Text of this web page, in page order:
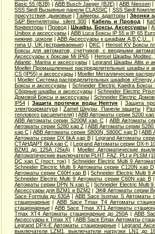
Basic 55 (BJB) | АВВ Busch Jaeger (BJE) |АВВ Niessen|
SSS Siedl Вызывные панели CLASSIC | SSS Siedl
присутствия, дымовые| Таймеры, адапторы|Звонки
S&P Вентиляторы, silent 300|Кабель и Провод |
Конвекторы|Провод |Шкафы, Боксы, Аксессуары|
Unibox и аксессуары| ABB Luca Боксы IP 55 и IP 65
нижние, цоколи | ABB Аксессуары к шкафам A,B,C,U... |
типа U, UK (встраиваемые) |DKC |Hensel KV Боксы
Боксы для автоматов, счетчиков, с вводными
Аксессуары к боксам Mi IP65 | Hensel Шкафы Moditec,
Atlantic, Marina и аксессуары|Legrand Шкафы Altis и
Moeller Промышленные распределительные шкафы и
CS (IP55) и аксессуары| Moeller Металлические
| Moeller Система распределительных шкафов xEnergy
Боксы и аксессуары |Schneider Electric Kaedra
Сборные шкафы и аксессуары|Schneider Electric
Домовой Боксы и аксессуары| Schneider Electric
IP54|Защита протечки воды Нептун | Защита
электроарматура| Zamel Шнуры, Панели защиты |
теплового расцепителя) | ABB Автоматы серии S200 хар
ABB Автоматы серии S200M хар С| ABB Автоматы
Автоматы серии S280 хар Z| ABB Автоматы серии
хар С|ABB Автоматы серии S800N, S800C хар D|ABB
Автоматы серии DX 6kA хар B| Legrand Автоматы
СТАНДАРТ 6kA хар C | Legrand Автоматы серии DX-h
BZM1 до 125А (25кА)
|Moeller Автоматические
Автоматические выключатели PLHT, FAZ, PLI и PLSM
DC хар C (пост. ток) | Schneider Electric Multi 9
Schneider Electric Multi 9 Автоматы серии C120N хар D
Автоматы серии C60H хар B|Schneider Electric Multi 9
Schneider Electric Multi 9 Автоматы серии C60N хар B
Автоматы серии DPN N хар С|Schneider Electric Multi
Аксессуары для BZM1 и BZM2 | ЭКФ Автоматы серии
Sace Formula до 630А|ABB Sace Isomax S Автоматы
стационарные| ABB Sace Tmax T4 Автоматы
стационарные|ABB Sace Tmax XT1 Автоматы
Tmax XT4 Автоматы стационарные до 250А| ABB
Аксессуары к Tmax XT| ABB Sace Еmax Автоматы
Legrand DPX-E Автоматы стационарные|Legrand
выключатели LZM1, выключатели нагрузки LN1 до